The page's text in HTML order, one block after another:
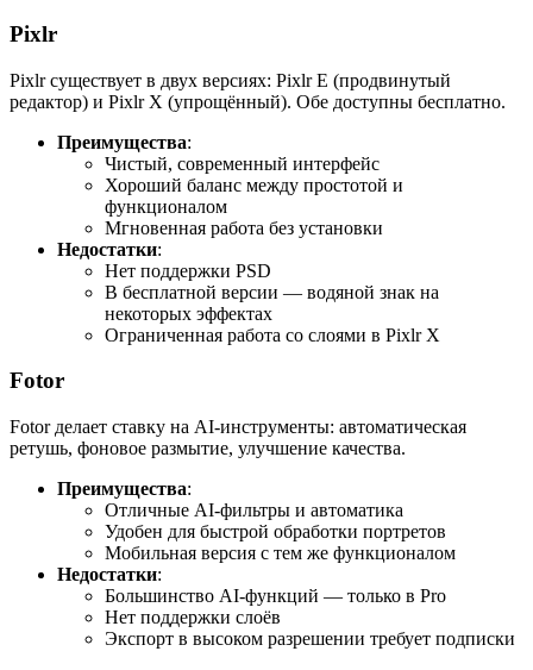
Pixlr
Pixlr существует в двух версиях: Pixlr E (продвинутый
редактор) и Pixlr X (упрощённый). Обе доступны бесплатно.
Преимущества:
Чистый, современный интерфейс
Хороший баланс между простотой и
функционалом
Мгновенная работа без установки
Недостатки:
Нет поддержки PSD
В бесплатной версии — водяной знак на
некоторых эффектах
Ограниченная работа со слоями в Pixlr X
Fotor
Fotor делает ставку на AI-инструменты: автоматическая
ретушь, фоновое размытие, улучшение качества.
Преимущества:
Отличные AI-фильтры и автоматика
Удобен для быстрой обработки портретов
Мобильная версия с тем же функционалом
Недостатки:
Большинство AI-функций — только в Pro
Нет поддержки слоёв
Экспорт в высоком разрешении требует подписки